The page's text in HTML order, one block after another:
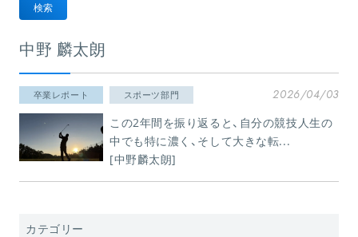
検索
中野 麟太朗
卒業レポート スポーツ部門 2026/04/03
この2年間を振り返ると、自分の競技人生の
中でも特に濃く、そして大きな転...
[中野麟太朗]
カテゴリー